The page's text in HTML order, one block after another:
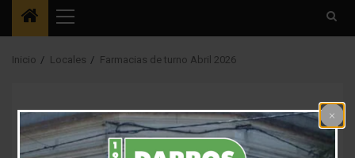
Menú
principal
Inicio Locales Farmacias de turno Abril 2026
Locales